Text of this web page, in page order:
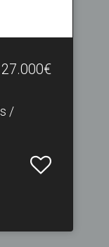
27.000€
/